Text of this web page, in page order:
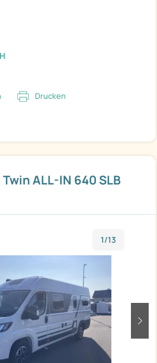
ALL-IN 640 SLB
1/13
Drucken